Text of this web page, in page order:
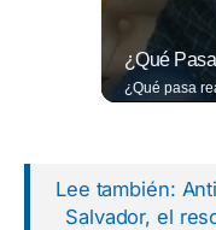
Lee también:
Salvador, el